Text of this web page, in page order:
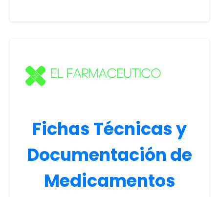
Fichas Técnicas y
Documentación de
Medicamentos